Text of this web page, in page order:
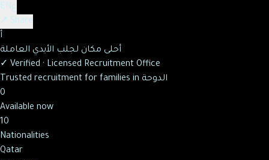
ENع
↗ Share
أ
أحلى مكان لجلب الأيدي العاملة
✓ Verified · Licensed Recruitment Office
Trusted recruitment for families in الدوحة
0
Available now
10
Nationalities
Qatar